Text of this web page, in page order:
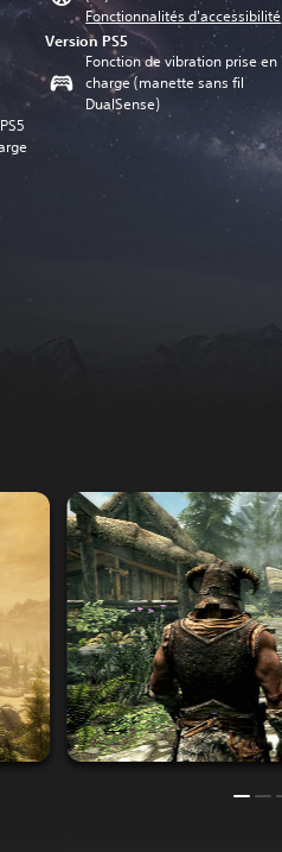
Fonctionnalités d'accessibilité
Version PS5
Fonction de vibration prise en
charge (manette sans fil
DualSense)